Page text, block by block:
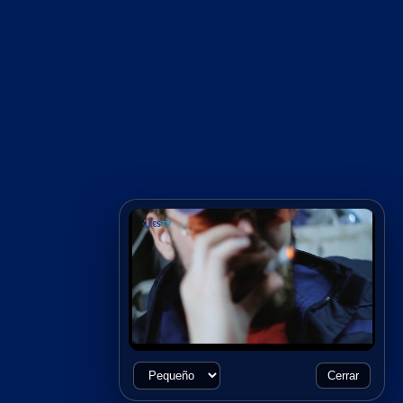
Cerrar